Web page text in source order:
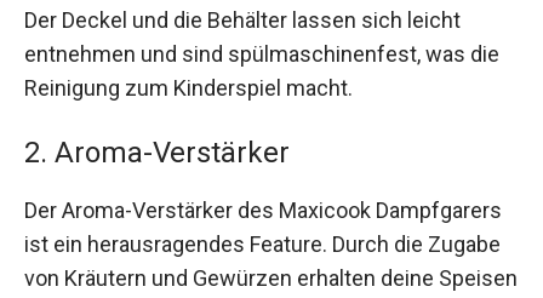
Der Deckel und die Behälter lassen sich leicht
entnehmen und sind spülmaschinenfest, was die
Reinigung zum Kinderspiel macht.
2. Aroma-Verstärker
Der Aroma-Verstärker des Maxicook Dampfgarers
ist ein herausragendes Feature. Durch die Zugabe
von Kräutern und Gewürzen erhalten deine Speisen